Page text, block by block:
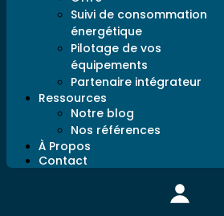
Suivi de consommation
énergétique
Pilotage de vos
équipements
Partenaire intégrateur
Ressources
Notre blog
Nos références
À Propos
Contact